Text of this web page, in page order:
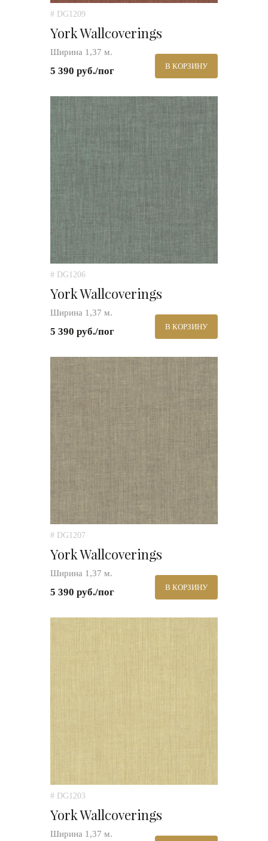
# DG1209
York Wallcoverings
Ширина 1,37 м.
5 390 руб./пог В КОРЗИНУ
# DG1206
York Wallcoverings
Ширина 1,37 м.
5 390 руб./пог В КОРЗИНУ
# DG1207
York Wallcoverings
Ширина 1,37 м.
5 390 руб./пог В КОРЗИНУ
# DG1203
York Wallcoverings
Ширина 1,37 м.